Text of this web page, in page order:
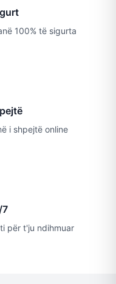
100% të sigurta
i shpejtë online
për t'ju ndihmuar